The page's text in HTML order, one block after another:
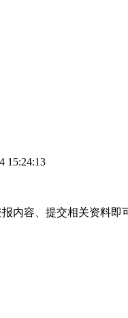
15:24:13
内容、提交相关资料